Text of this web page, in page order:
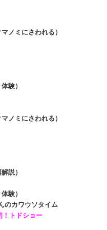
ノミにさわれる）
験）
ノミにさわれる）
）
験）
カワウソタイム
！トドショー